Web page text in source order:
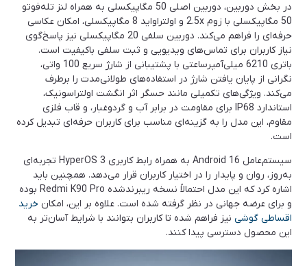
در بخش دوربین، دوربین اصلی 50 مگاپیکسلی به همراه لنز تله‌فوتو
50 مگاپیکسلی با زوم 2.5x و اولتراواید 8 مگاپیکسلی، امکان عکاسی
حرفه‌ای را فراهم می‌کند. دوربین سلفی 20 مگاپیکسلی نیز پاسخ‌گوی
نیاز کاربران برای تماس‌های ویدیویی و ثبت سلفی باکیفیت است.
باتری 6210 میلی‌آمپرساعتی با پشتیبانی از شارژ سریع 100 واتی،
نگرانی از پایان یافتن شارژ در استفاده‌های طولانی‌مدت را برطرف
می‌کند. ویژگی‌های تکمیلی مانند حسگر اثر انگشت اولتراسونیک،
استاندارد IP68 برای مقاومت در برابر آب و گردوغبار، و قاب فلزی
مقاوم، این مدل را به گزینه‌ای مناسب برای کاربران حرفه‌ای تبدیل کرده
است.
سیستم‌عامل Android 16 به همراه رابط کاربری HyperOS 3 تجربه‌ای
به‌روز، روان و پایدار را در اختیار کاربران قرار می‌دهد. همچنین باید
اشاره کرد که این مدل احتمالاً نسخه ریبرندشده Redmi K90 Pro بوده
و برای عرضه جهانی در نظر گرفته شده است. علاوه بر این، امکان خرید
اقساطی گوشی نیز فراهم شده تا کاربران بتوانند با شرایط آسان‌تر به
این محصول دسترسی پیدا کنند.